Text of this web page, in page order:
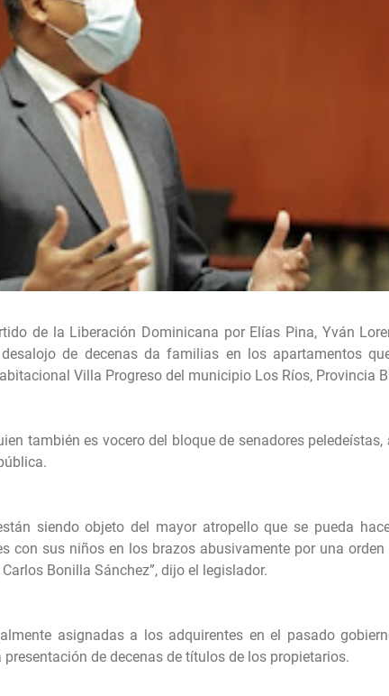
de la Liberación Dominicana por Elías Pina, Yván
de decenas da familias en los apartamentos
Villa Progreso del municipio Los Ríos, Provincia
también es vocero del bloque de senadores peledeístas,
siendo objeto del mayor atropello que se pueda
con sus niños en los brazos abusivamente por una
Bonilla Sánchez”, dijo el legislador.
asignadas a los adquirentes en el pasado
de decenas de títulos de los propietarios.